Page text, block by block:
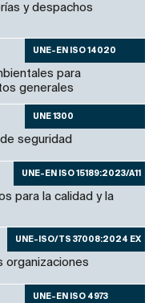
y despachos
UNE-EN ISO 14020
para
generales
UNE 1300
seguridad
UNE-EN ISO 15189:2023/A11
para la calidad y la
UNE-ISO/TS 37008:2024 EX
organizaciones
UNE-EN ISO 4973